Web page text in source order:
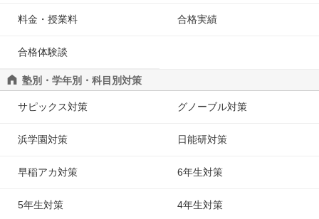
料金・授業料 合格実績
合格体験談
塾別・学年別・科目別対策
サピックス対策 グノーブル対策
浜学園対策 日能研対策
早稲アカ対策 6年生対策
5年生対策 4年生対策